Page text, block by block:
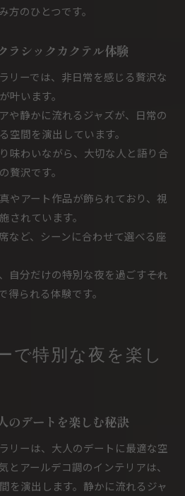
方のひとつです。
ラシックカクテル体験
リーでは、非日常を感じる贅沢な
叶います。
や静かに流れるジャズが、日常の
空間を演出しています。
味わいながら、大切な人と語り合
贅沢です。
やアート作品が飾られており、視
されています。
など、シーンに合わせて選べる座
分だけの特別な夜を過ごす――それ
得られる体験です。
で特別な夜を楽し
のデートを楽しむ秘訣
リーは、大人のデートに最適な空
とアールデコ調のインテリアは、
を演出します。静かに流れるジャ